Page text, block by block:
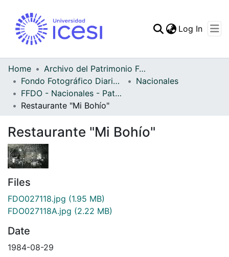
Statistics
Log In
Home
Archivo del Patrimonio Fotográfico y Fílmico del Valle del Cauca
Fondo Fotográfico Diario Occidente
Nacionales
FFDO - Nacionales - Patrimonial
Restaurante "Mi Bohío"
Restaurante "Mi Bohío"
Files
FDO027118.jpg (1.95 MB)
FDO027118A.jpg (2.22 MB)
Date
1984-08-29